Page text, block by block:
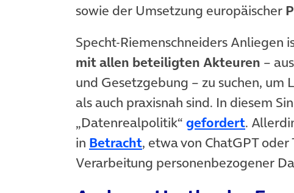
sowie der Umsetzung europäischer
Specht-Riemenschneiders Anliegen
mit allen beteiligten Akteuren –
und Gesetzgebung – zu suchen, um
als auch praxisnah sind. In diesem
„Datenrealpolitik“ gefordert(öffnet
.
in Betracht(öffnet in neuem Tab)
, etwa von ChatGPT
Verarbeitung personenbezogener